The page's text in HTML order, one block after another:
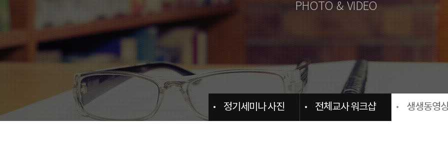
PHOTO & VIDEO
정기세미나 사진 전체교사 워크샵 생생동영